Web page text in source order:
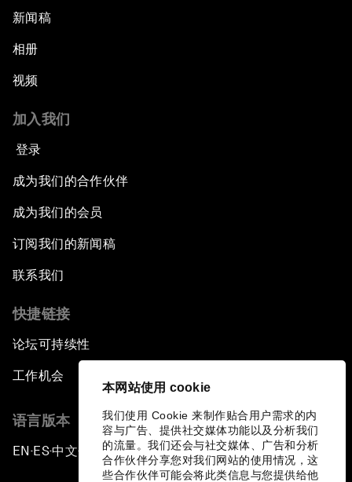
本网站使用 cookie
我们使用 Cookie 来制作贴合用户需求的内
容与广告、提供社交媒体功能以及分析我们
的流量。我们还会与社交媒体、广告和分析
合作伙伴分享您对我们网站的使用情况，这
些合作伙伴可能会将此类信息与您提供给他
新闻稿
相册
视频
加入我们
登录
成为我们的合作伙伴
成为我们的会员
订阅我们的新闻稿
联系我们
快捷链接
论坛可持续性
工作机会
语言版本
EN ▪ES▪中文▪ 日本語